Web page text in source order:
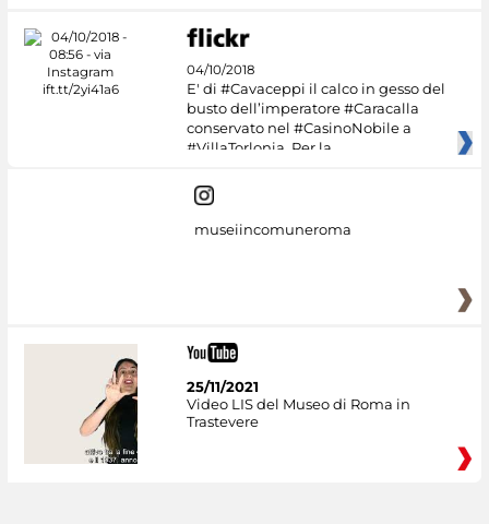
04/10/2018
E' di #Cavaceppi il calco in gesso del
busto dell’imperatore #Caracalla
conservato nel #CasinoNobile a
#VillaTorlonia. Per la
museiincomuneroma
25/11/2021
Video LIS del Museo di Roma in
Trastevere